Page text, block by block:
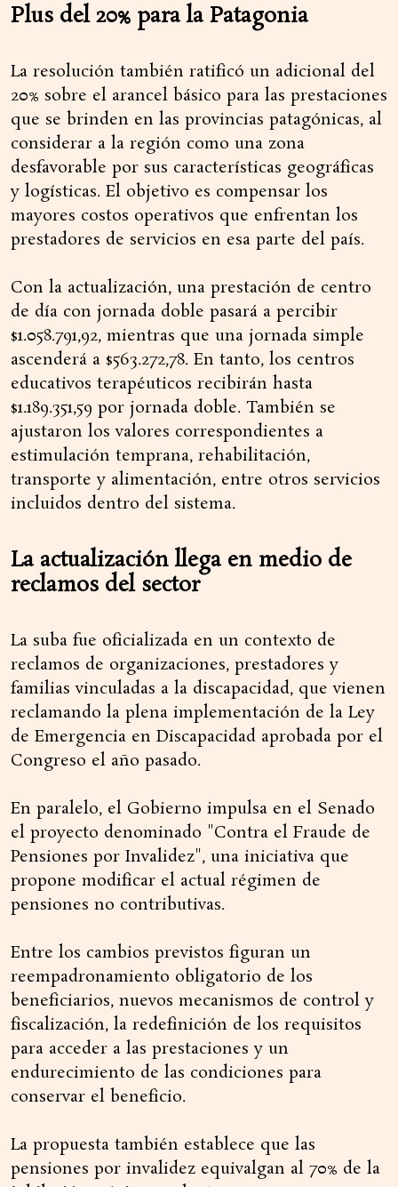
Plus del 20% para la Patagonia
La resolución también ratificó un adicional del
20% sobre el arancel básico para las prestaciones
que se brinden en las provincias patagónicas, al
considerar a la región como una zona
desfavorable por sus características geográficas
y logísticas. El objetivo es compensar los
mayores costos operativos que enfrentan los
prestadores de servicios en esa parte del país.
Con la actualización, una prestación de centro
de día con jornada doble pasará a percibir
$1.058.791,92, mientras que una jornada simple
ascenderá a $563.272,78. En tanto, los centros
educativos terapéuticos recibirán hasta
$1.189.351,59 por jornada doble. También se
ajustaron los valores correspondientes a
estimulación temprana, rehabilitación,
transporte y alimentación, entre otros servicios
incluidos dentro del sistema.
La actualización llega en medio de
reclamos del sector
La suba fue oficializada en un contexto de
reclamos de organizaciones, prestadores y
familias vinculadas a la discapacidad, que vienen
reclamando la plena implementación de la Ley
de Emergencia en Discapacidad aprobada por el
Congreso el año pasado.
En paralelo, el Gobierno impulsa en el Senado
el proyecto denominado "Contra el Fraude de
Pensiones por Invalidez", una iniciativa que
propone modificar el actual régimen de
pensiones no contributivas.
Entre los cambios previstos figuran un
reempadronamiento obligatorio de los
beneficiarios, nuevos mecanismos de control y
fiscalización, la redefinición de los requisitos
para acceder a las prestaciones y un
endurecimiento de las condiciones para
conservar el beneficio.
La propuesta también establece que las
pensiones por invalidez equivalgan al 70% de la